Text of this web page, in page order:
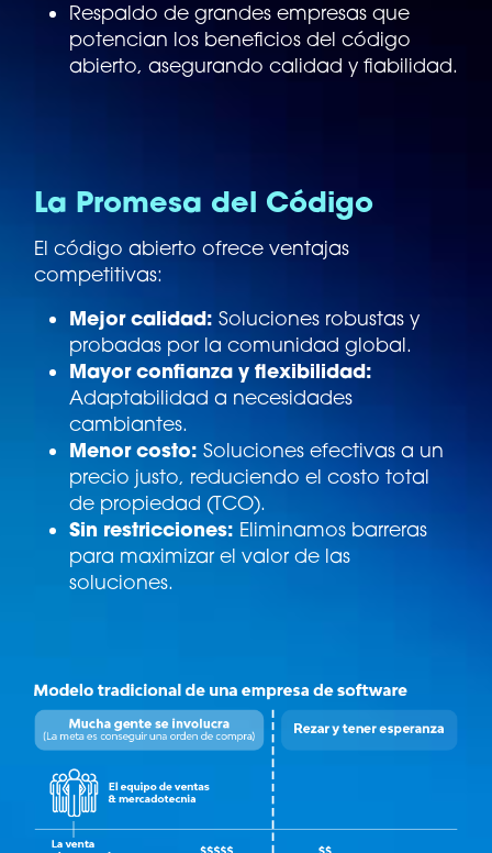
Respaldo de grandes empresas que
potencian los beneficios del código
abierto, asegurando calidad y fiabilidad.
La Promesa del Código
El código abierto ofrece ventajas
competitivas:
Mejor calidad: Soluciones robustas y
probadas por la comunidad global.
Mayor confianza y flexibilidad:
Adaptabilidad a necesidades
cambiantes.
Menor costo: Soluciones efectivas a un
precio justo, reduciendo el costo total
de propiedad (TCO).
Sin restricciones: Eliminamos barreras
para maximizar el valor de las
soluciones.